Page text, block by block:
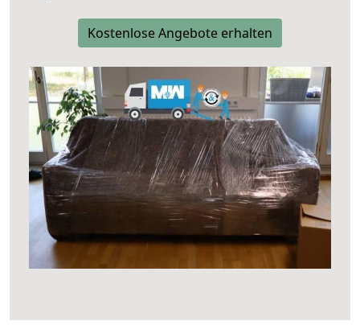
Kostenlose Angebote erhalten